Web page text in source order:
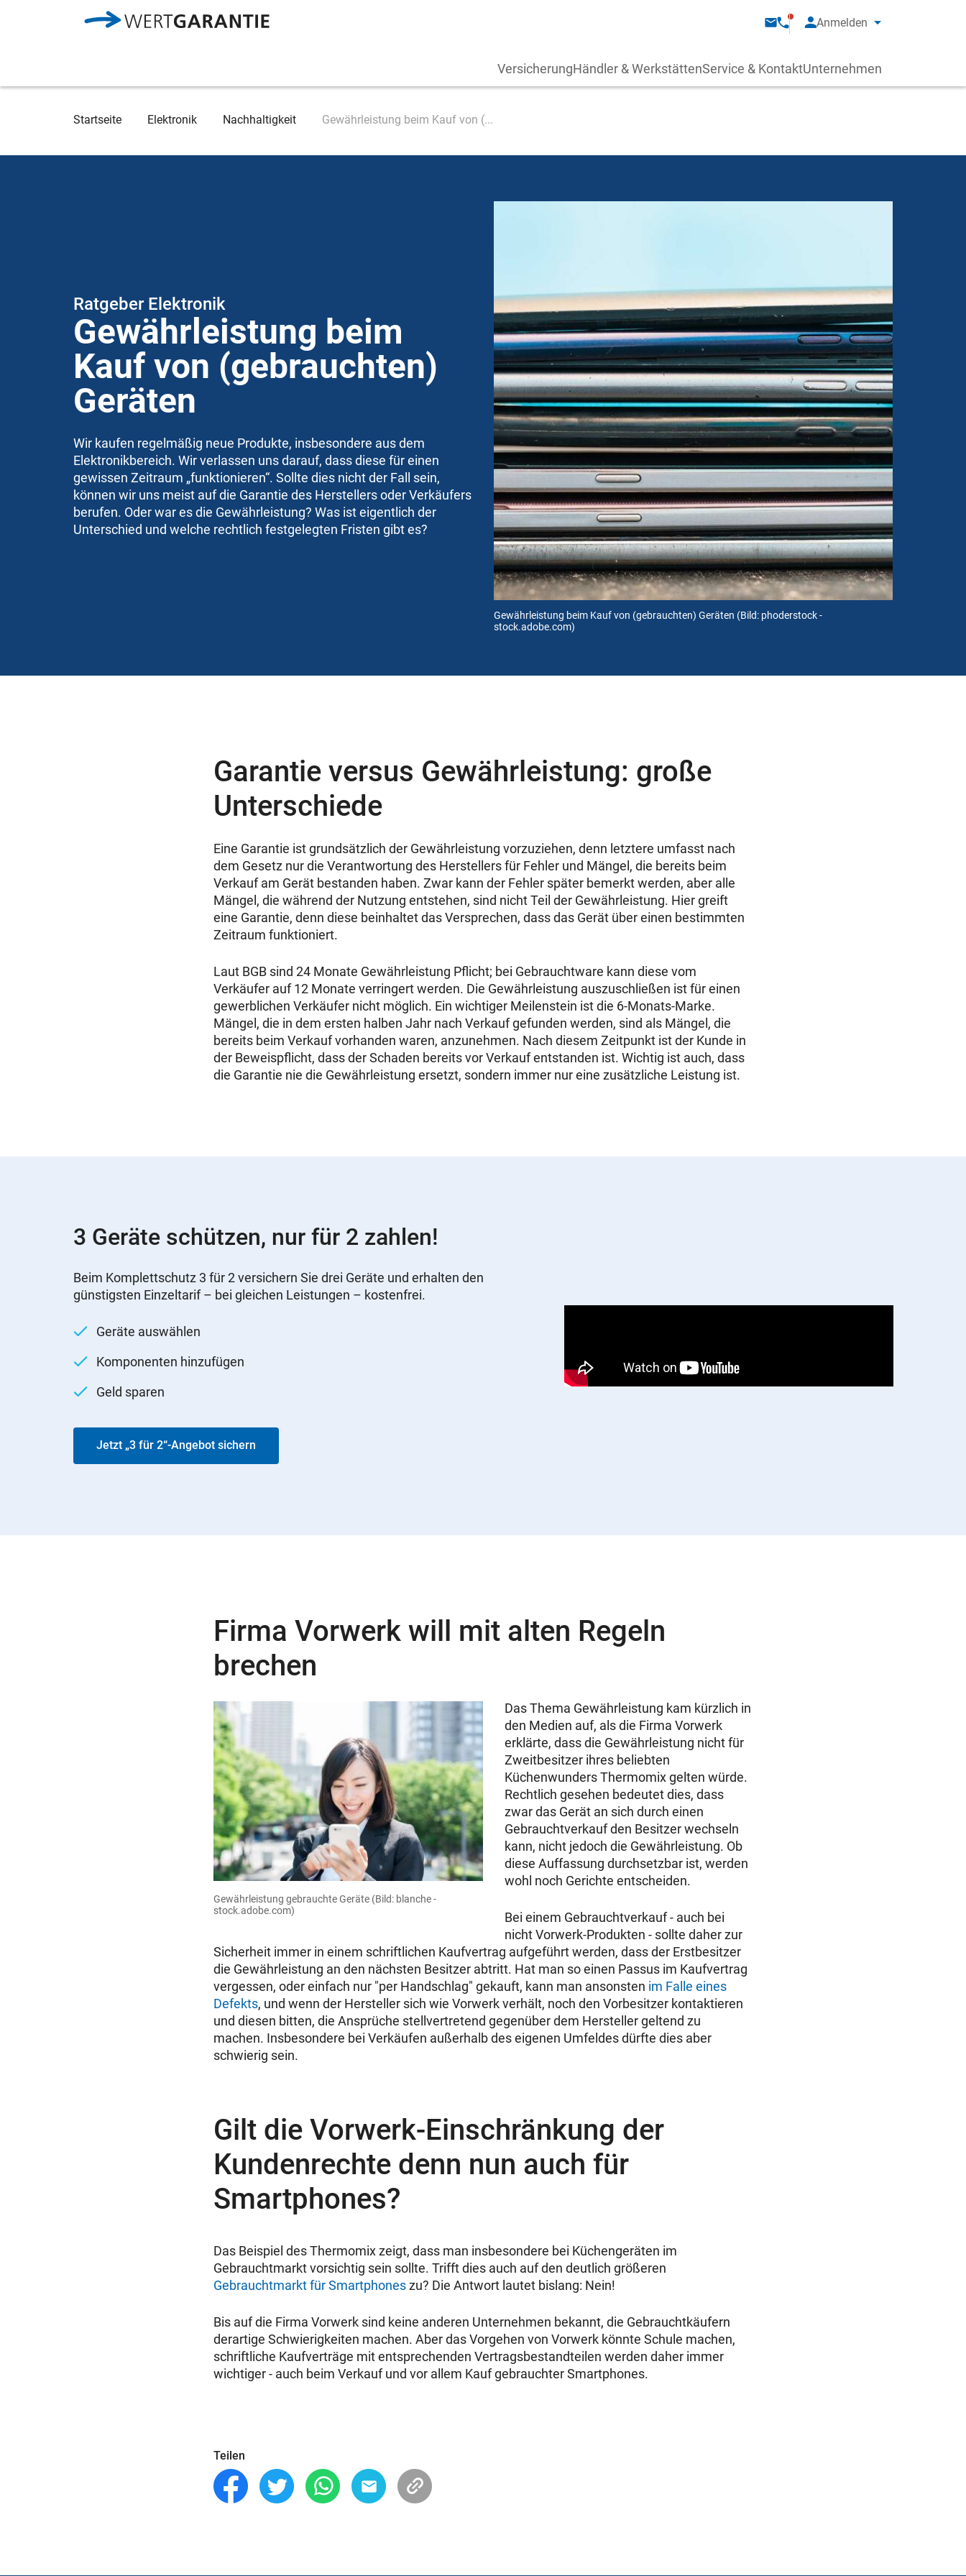
Anmelden
VersicherungHändler & WerkstättenService & KontaktUnternehmen
Breadcrumb
Startseite Elektronik Nachhaltigkeit Gewährleistung beim Kauf von (...
Gewährleistung beim Kauf von (gebrauchten) Geräten (Bild: phoderstock -
stock.adobe.com)
Ratgeber Elektronik
Gewährleistung beim
Kauf von (gebrauchten)
Geräten
Wir kaufen regelmäßig neue Produkte, insbesondere aus dem
Elektronikbereich. Wir verlassen uns darauf, dass diese für einen
gewissen Zeitraum „funktionieren“. Sollte dies nicht der Fall sein,
können wir uns meist auf die Garantie des Herstellers oder Verkäufers
berufen. Oder war es die Gewährleistung? Was ist eigentlich der
Unterschied und welche rechtlich festgelegten Fristen gibt es?
Garantie versus Gewährleistung: große
Unterschiede
Eine Garantie ist grundsätzlich der Gewährleistung vorzuziehen, denn letztere umfasst nach
dem Gesetz nur die Verantwortung des Herstellers für Fehler und Mängel, die bereits beim
Verkauf am Gerät bestanden haben. Zwar kann der Fehler später bemerkt werden, aber alle
Mängel, die während der Nutzung entstehen, sind nicht Teil der Gewährleistung. Hier greift
eine Garantie, denn diese beinhaltet das Versprechen, dass das Gerät über einen bestimmten
Zeitraum funktioniert.
Laut BGB sind 24 Monate Gewährleistung Pflicht; bei Gebrauchtware kann diese vom
Verkäufer auf 12 Monate verringert werden. Die Gewährleistung auszuschließen ist für einen
gewerblichen Verkäufer nicht möglich. Ein wichtiger Meilenstein ist die 6-Monats-Marke.
Mängel, die in dem ersten halben Jahr nach Verkauf gefunden werden, sind als Mängel, die
bereits beim Verkauf vorhanden waren, anzunehmen. Nach diesem Zeitpunkt ist der Kunde in
der Beweispflicht, dass der Schaden bereits vor Verkauf entstanden ist. Wichtig ist auch, dass
die Garantie nie die Gewährleistung ersetzt, sondern immer nur eine zusätzliche Leistung ist.
3 Geräte schützen, nur für 2 zahlen!
Beim Komplettschutz 3 für 2 versichern Sie drei Geräte und erhalten den
günstigsten Einzeltarif – bei gleichen Leistungen – kostenfrei.
Geräte auswählen
Komponenten hinzufügen
Geld sparen
Jetzt „3 für 2“-Angebot sichern
Firma Vorwerk will mit alten Regeln
brechen
Gewährleistung gebrauchte Geräte (Bild: blanche -
stock.adobe.com)
Das Thema Gewährleistung kam kürzlich in
den Medien auf, als die Firma Vorwerk
erklärte, dass die Gewährleistung nicht für
Zweitbesitzer ihres beliebten
Küchenwunders Thermomix gelten würde.
Rechtlich gesehen bedeutet dies, dass
zwar das Gerät an sich durch einen
Gebrauchtverkauf den Besitzer wechseln
kann, nicht jedoch die Gewährleistung. Ob
diese Auffassung durchsetzbar ist, werden
wohl noch Gerichte entscheiden.
Bei einem Gebrauchtverkauf - auch bei
nicht Vorwerk-Produkten - sollte daher zur
Sicherheit immer in einem schriftlichen Kaufvertrag aufgeführt werden, dass der Erstbesitzer
die Gewährleistung an den nächsten Besitzer abtritt. Hat man so einen Passus im Kaufvertrag
vergessen, oder einfach nur "per Handschlag" gekauft, kann man ansonsten im Falle eines
Defekts, und wenn der Hersteller sich wie Vorwerk verhält, noch den Vorbesitzer kontaktieren
und diesen bitten, die Ansprüche stellvertretend gegenüber dem Hersteller geltend zu
machen. Insbesondere bei Verkäufen außerhalb des eigenen Umfeldes dürfte dies aber
schwierig sein.
Gilt die Vorwerk-Einschränkung der
Kundenrechte denn nun auch für
Smartphones?
Das Beispiel des Thermomix zeigt, dass man insbesondere bei Küchengeräten im
Gebrauchtmarkt vorsichtig sein sollte. Trifft dies auch auf den deutlich größeren
Gebrauchtmarkt für Smartphoneszu? Die Antwort lautet bislang: Nein!
Bis auf die Firma Vorwerk sind keine anderen Unternehmen bekannt, die Gebrauchtkäufern
derartige Schwierigkeiten machen. Aber das Vorgehen von Vorwerk könnte Schule machen,
schriftliche Kaufverträge mit entsprechenden Vertragsbestandteilen werden daher immer
wichtiger - auch beim Verkauf und vor allem Kauf gebrauchter Smartphones.
Teilen